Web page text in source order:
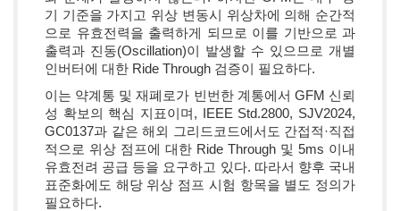
기 기준을 가지고 위상 변동시 위상차에 의해 순간적
으로 유효전력을 출력하게 되므로 이를 기반으로 과
출력과 진동(Oscillation)이 발생할 수 있으므로 개별
인버터에 대한 Ride Through 검증이 필요하다.
이는 약계통 및 재폐로가 빈번한 계통에서 GFM 신뢰
성 확보의 핵심 지표이며, IEEE Std.2800, SJV2024,
GC0137과 같은 해외 그리드코드에서도 간접적·직접
적으로 위상 점프에 대한 Ride Through 및 5ms 이내
유효전려 공급 등을 요구하고 있다. 따라서 향후 국내
표준화에도 해당 위상 점프 시험 항목을 별도 정의가
필요하다.